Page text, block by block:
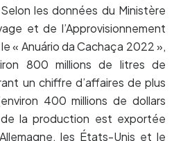
les données du Ministère
et de l’Approvisionnement
« Anuário da Cachaça 2022 »,
800 millions de litres de
un chiffre d’affaires de plus
400 millions de dollars
de la production est exportée
les États-Unis et le